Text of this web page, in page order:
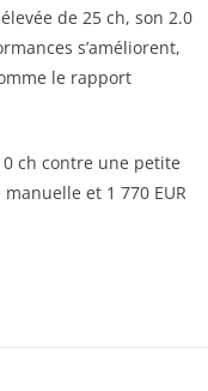
de 25 ch, son 2.0
s’améliorent,
le rapport
ch contre une petite
et 1 770 EUR